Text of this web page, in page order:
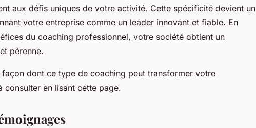
aux défis uniques de votre activité. Cette spécificité devient un
votre entreprise comme un leader innovant et fiable. En
du coaching professionnel, votre société obtient un
pérenne.
dont ce type de coaching peut transformer votre
consulter en lisant cette page.